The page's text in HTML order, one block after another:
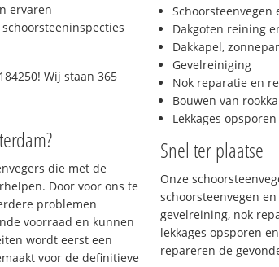
ervaren
Wij staan 365
die met de
Door voor ons te
problemen
voorraad en kunnen
wordt eerst een
voor de definitieve
Schoorsteenvegen
Dakgoten reining
Dakkapel,
Gevelreiniging
Nok reparatie en
Bouwen van
Lekkages
Snel ter plaatse
Onze
schoorsteenvegen
gevelreining, nok
lekkages opsporen
repareren de